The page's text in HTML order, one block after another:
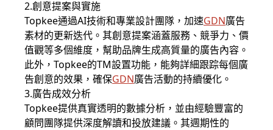
2.創意提案與實施
Topkee通過AI技術和專業設計團隊，加速GDN廣告
素材的更新迭代。其創意提案涵蓋服務、競爭力、價
值觀等多個維度，幫助品牌生成高質量的廣告內容。
此外，Topkee的TM設置功能，能夠詳細跟踪每個廣
告創意的效果，確保GDN廣告活動的持續優化。
3.廣告成效分析
Topkee提供真實透明的數據分析，並由經驗豐富的
顧問團隊提供深度解讀和投放建議。其週期性的